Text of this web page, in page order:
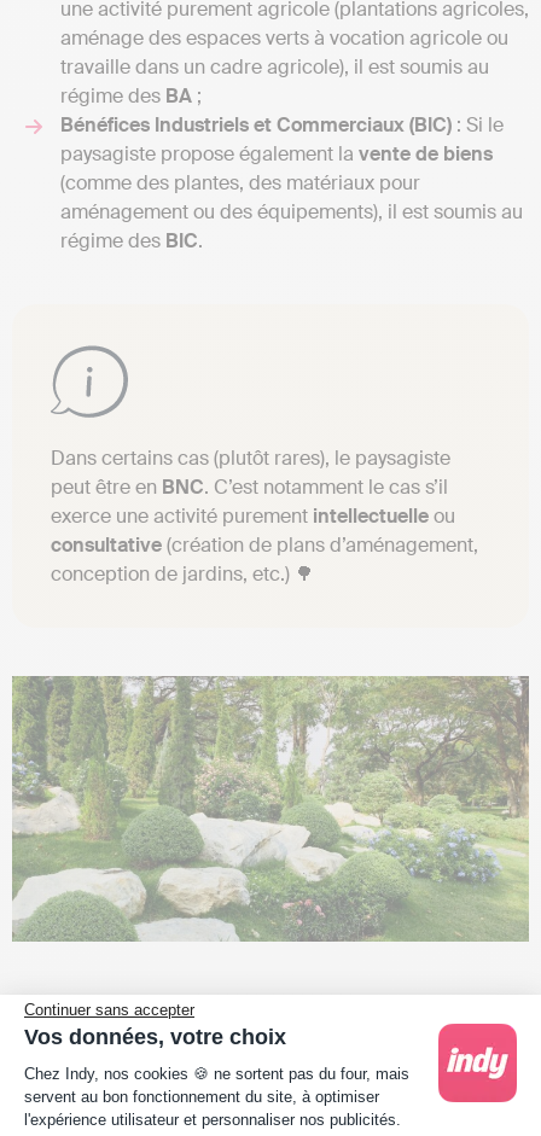
Continuer sans accepter
Vos données, votre choix
Plateforme de Gestion du Consentement :
Chez Indy, nos cookies 🍪 ne sortent pas du four, mais
servent au bon fonctionnement du site, à optimiser
l'expérience utilisateur et personnaliser nos publicités.
une activité purement agricole (plantations agricoles,
aménage des espaces verts à vocation agricole ou
travaille dans un cadre agricole), il est soumis au
régime des BA ;
Bénéfices Industriels et Commerciaux (BIC) : Si le
paysagiste propose également la vente de biens
(comme des plantes, des matériaux pour
aménagement ou des équipements), il est soumis au
régime des BIC.
Dans certains cas (plutôt rares), le paysagiste
peut être en BNC. C’est notamment le cas s’il
exerce une activité purement intellectuelleou
consultative(création de plans d’aménagement,
conception de jardins, etc.) 🌳
Les obligations comptables du
paysagiste